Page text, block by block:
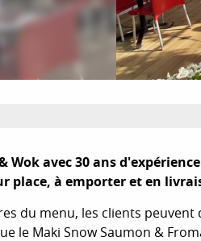
Wok avec 30 ans
place, à emporter et en
du menu, les clients peuvent
le Maki Snow Saumon &